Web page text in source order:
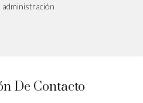
administración
De Contacto